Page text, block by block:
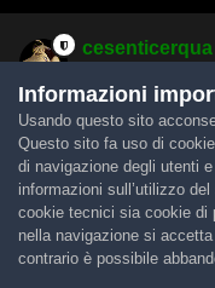
cesenticerqua
http://
della-salc-
1 mese dopo...
Informazioni
Usando questo sito
Questo sito fa uso di
di navigazione degli utenti
informazioni sull’utilizzo
cookie tecnici sia cookie di
nella navigazione si
contrario è possibile